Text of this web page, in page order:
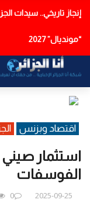
عاجل
استبعاد اسم رافاييل
اقتصاد وبزنس
استثمار
الفوسفات
2025-09-25
0